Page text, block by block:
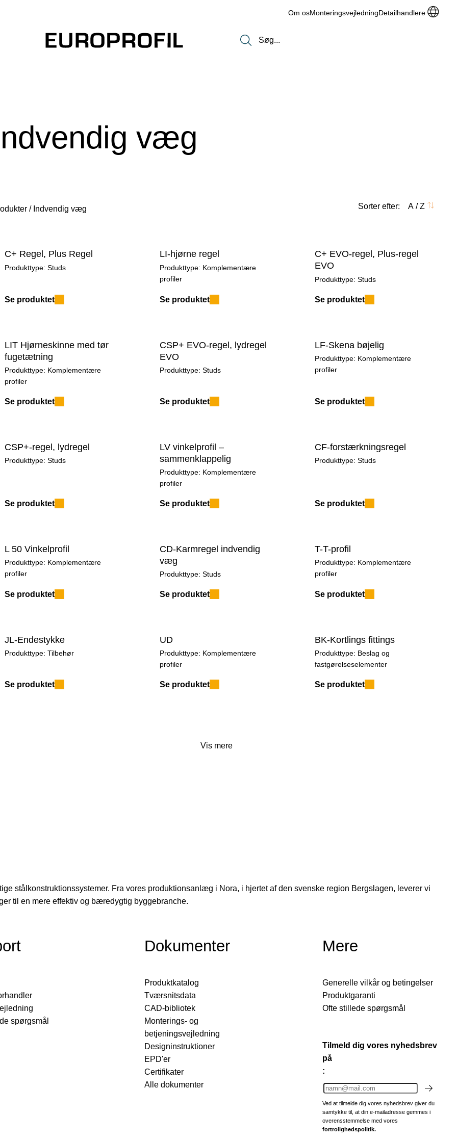
Om osMonteringsvejledningDetailhandlere
væg
/ Indvendig væg Sorter efter: A / Z
C+ Regel, Plus Regel
Produkttype: Studs
Se produktet
LI-hjørne regel
Produkttype: Komplementære
profiler
Se produktet
C+ EVO-regel, Plus-regel
EVO
Produkttype: Studs
Se produktet
LIT Hjørneskinne med tør
fugetætning
Produkttype: Komplementære
profiler
Se produktet
CSP+ EVO-regel, lydregel
EVO
Produkttype: Studs
Se produktet
LF-Skena bøjelig
Produkttype: Komplementære
profiler
Se produktet
CSP+-regel, lydregel
Produkttype: Studs
Se produktet
LV vinkelprofil –
sammenklappelig
Produkttype: Komplementære
profiler
Se produktet
CF-forstærkningsregel
Produkttype: Studs
Se produktet
L 50 Vinkelprofil
Produkttype: Komplementære
profiler
Se produktet
CD-Karmregel indvendig
væg
Produkttype: Studs
Se produktet
T-T-profil
Produkttype: Komplementære
profiler
Se produktet
JL-Endestykke
Produkttype: Tilbehør
Se produktet
UD
Produkttype: Komplementære
profiler
Se produktet
BK-Kortlings fittings
Produkttype: Beslag og
fastgørelseselementer
Se produktet
Vis mere
stålkonstruktionssystemer. Fra vores produktionsanlæg i Nora, i hjertet af den svenske region Bergslagen, leverer vi
til en mere effektiv og bæredygtig byggebranche.
spørgsmål
Dokumenter
Produktkatalog
Tværsnitsdata
CAD-bibliotek
Monterings- og
betjeningsvejledning
Designinstruktioner
EPD'er
Certifikater
Alle dokumenter
Mere
Generelle vilkår og betingelser
Produktgaranti
Ofte stillede spørgsmål
Tilmeld dig vores nyhedsbrev
på
:
Ved at tilmelde dig vores nyhedsbrev giver du
samtykke til, at din e-mailadresse gemmes i
overensstemmelse med vores
fortrolighedspolitik.